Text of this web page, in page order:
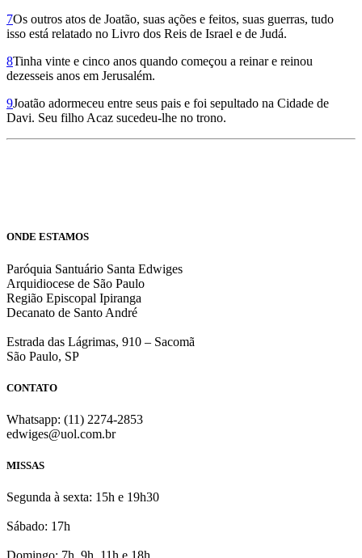
7Os outros atos de Joatão, suas ações e feitos, suas guerras, tudo
isso está relatado no Livro dos Reis de Israel e de Judá.
8Tinha vinte e cinco anos quando começou a reinar e reinou
dezesseis anos em Jerusalém.
9Joatão adormeceu entre seus pais e foi sepultado na Cidade de
Davi. Seu filho Acaz sucedeu-lhe no trono.
ONDE ESTAMOS
Paróquia Santuário Santa Edwiges
Arquidiocese de São Paulo
Região Episcopal Ipiranga
Decanato de Santo André
Estrada das Lágrimas, 910 – Sacomã
São Paulo, SP
CONTATO
Whatsapp: (11) 2274-2853
edwiges@uol.com.br
MISSAS
Segunda à sexta: 15h e 19h30
Sábado: 17h